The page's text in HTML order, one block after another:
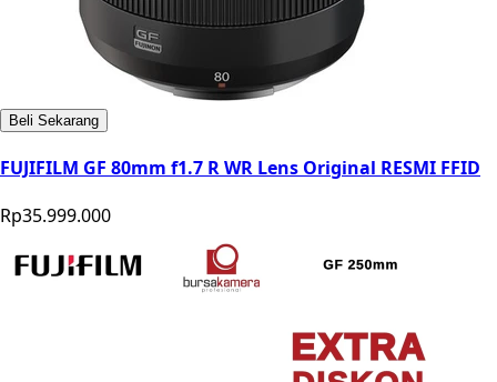
Beli Sekarang
FUJIFILM GF 80mm f1.7 R WR Lens Original RESMI FFID
Rp35.999.000